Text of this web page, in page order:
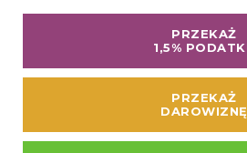
PRZEKAŻ
1,5%
PRZEKAŻ
DAROWIZNĘ